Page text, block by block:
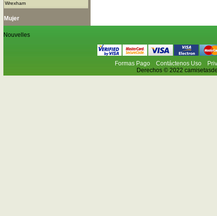
Wrexham
Mujer
Nouvelles
Formas Pago Contáctenos Uso
Derechos © 2022